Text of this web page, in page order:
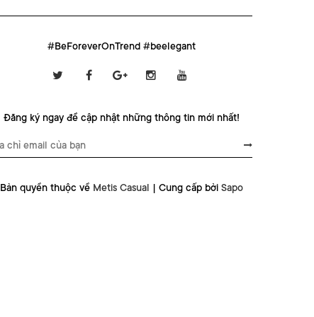
#BeForeverOnTrend #beelegant
Đăng ký ngay để cập nhật những thông tin mới nhất!
Bản quyền thuộc về Metis Casual | Cung cấp bởi Sapo